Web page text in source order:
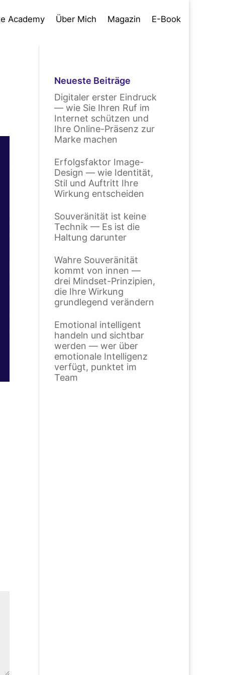
Academy Über Mich Magazin E-Book
Neueste Beiträge
Digitaler erster Eindruck
— wie Sie Ihren Ruf im
Internet schützen und
Ihre Online-Präsenz zur
Marke machen
Erfolgsfaktor Image-
Design — wie Identität,
Stil und Auftritt Ihre
Wirkung entscheiden
Souveränität ist keine
Technik — Es ist die
Haltung darunter
Wahre Souveränität
kommt von innen —
drei Mindset-Prinzipien,
die Ihre Wirkung
grundlegend verändern
Emotional intelligent
handeln und sichtbar
werden — wer über
emotionale Intelligenz
verfügt, punktet im
Team